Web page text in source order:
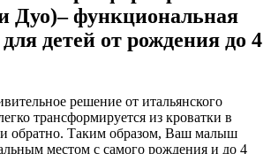
Дуо)– функциональная
детей от рождения до 4
решение от итальянского
трансформируется из кроватки в
обратно. Таким образом, Ваш малыш
местом с самого рождения и до 4